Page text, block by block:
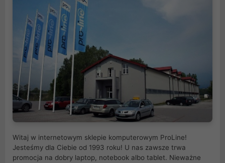
Witaj w internetowym sklepie komputerowym ProLine!
Jesteśmy dla Ciebie od 1993 roku! U nas zawsze trwa
promocja na dobry laptop, notebook albo tablet. Nieważne